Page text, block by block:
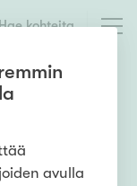
kohteita
avulla